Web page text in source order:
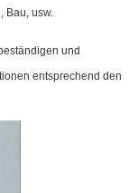
Bau, usw.
und
entsprechend den